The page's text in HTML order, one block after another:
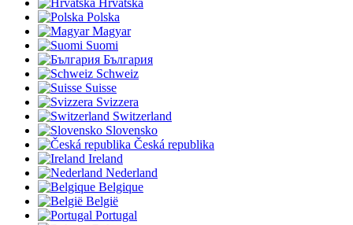
Hrvatska
Polska
Magyar
Suomi
България
Schweiz
Suisse
Svizzera
Switzerland
Slovensko
Česká republika
Ireland
Nederland
Belgique
België
Portugal